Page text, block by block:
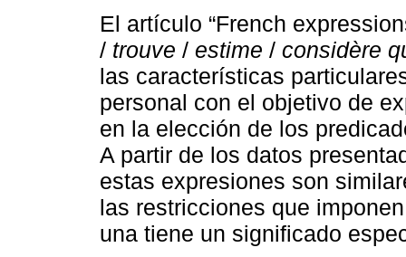
El artículo “French
/ trouve / estime / considère
las características
personal con el objetivo de
en la elección de los
A partir de los datos
estas expresiones son
las restricciones que
una tiene un significado